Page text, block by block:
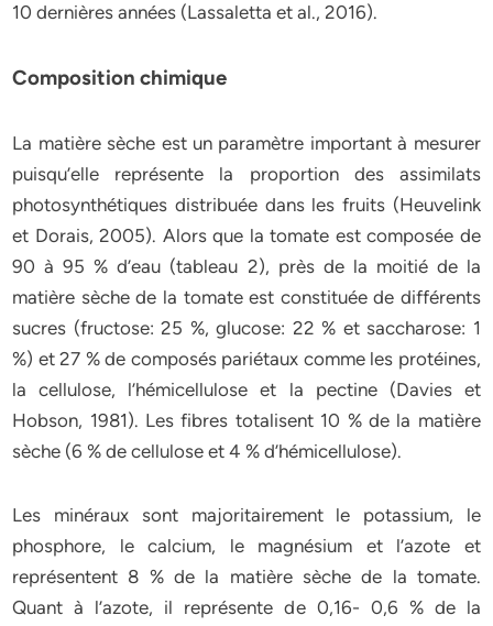
10 dernières années (Lassaletta et al., 2016).
Composition chimique
La matière sèche est un paramètre important à mesurer
puisqu’elle représente la proportion des assimilats
photosynthétiques distribuée dans les fruits (Heuvelink
et Dorais, 2005). Alors que la tomate est composée de
90 à 95 % d’eau (tableau 2), près de la moitié de la
matière sèche de la tomate est constituée de différents
sucres (fructose: 25 %, glucose: 22 % et saccharose: 1
%) et 27 % de composés pariétaux comme les protéines,
la cellulose, l’hémicellulose et la pectine (Davies et
Hobson, 1981). Les fibres totalisent 10 % de la matière
sèche (6 % de cellulose et 4 % d’hémicellulose).
Les minéraux sont majoritairement le potassium, le
phosphore, le calcium, le magnésium et l’azote et
représentent 8 % de la matière sèche de la tomate.
Quant à l’azote, il représente de 0,16- 0,6 % de la